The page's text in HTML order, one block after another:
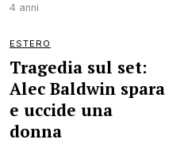
4 anni
ESTERO
Tragedia sul set:
Alec Baldwin spara
e uccide una
donna